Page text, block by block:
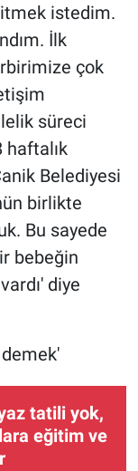
istedim.
İlk
çok
süreci
haftalık
Belediyesi
birlikte
Bu sayede
bebeğin
diye
demek'
tatili yok,
eğitim ve